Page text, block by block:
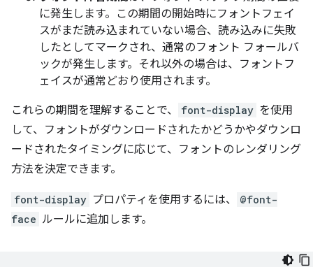
に発生します。この期間の開始時にフォントフェイ
スがまだ読み込まれていない場合、読み込みに失敗
したとしてマークされ、通常のフォント フォールバ
ックが発生します。それ以外の場合は、フォントフ
ェイスが通常どおり使用されます。
これらの期間を理解することで、 font-display を使用
して、フォントがダウンロードされたかどうかやダウンロ
ードされたタイミングに応じて、フォントのレンダリング
方法を決定できます。
font-display プロパティを使用するには、
@font-
face ルールに追加します。